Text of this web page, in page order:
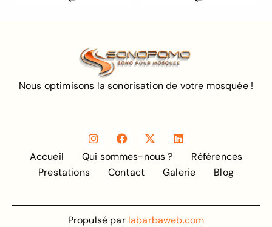
Nous optimisons la sonorisation de votre mosquée !
Accueil Qui sommes-nous ?
Références
Prestations
Contact Galerie Blog
Propulsé par labarbaweb.com